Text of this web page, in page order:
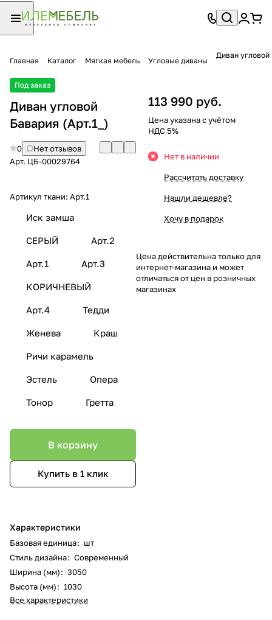
Главная Каталог Мягкая мебель Угловые диваны
Диван угловой
Под заказ
Диван угловой
Бавария (Арт.1_)
0
Нет отзывов
Арт. ЦБ-00029764
Артикул ткани: Арт.1
Иск замша
СЕРЫЙ Арт.2
Арт.1 Арт.3
КОРИЧНЕВЫЙ
Арт.4 Тедди
Женева Краш
Ричи карамель
Эстель Опера
Тонор Гретта
В корзину
Купить в 1 клик
Характеристики
Базовая единица: шт
Стиль дизайна: Современный
Ширина (мм): 3050
Высота (мм): 1030
Все характеристики
113 990 руб.
Цена указана с учётом
НДС 5%
Нет в наличии
Рассчитать доставку
Нашли дешевле?
Хочу в подарок
Цена действительна только для
интернет-магазина и может
отличаться от цен в розничных
магазинах